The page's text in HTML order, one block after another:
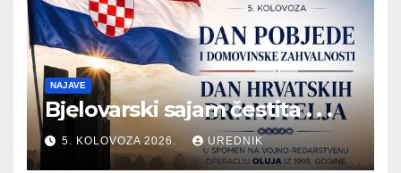
NAJAVE
Bjelovarski sajam čestita . . .
5. KOLOVOZA 2026. UREDNIK